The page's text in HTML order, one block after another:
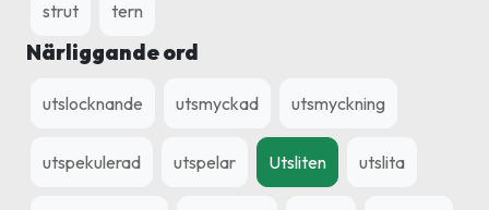
strut tern
Närliggande ord
utslocknande utsmyckad utsmyckning
utspekulerad utspelar Utsliten utslita